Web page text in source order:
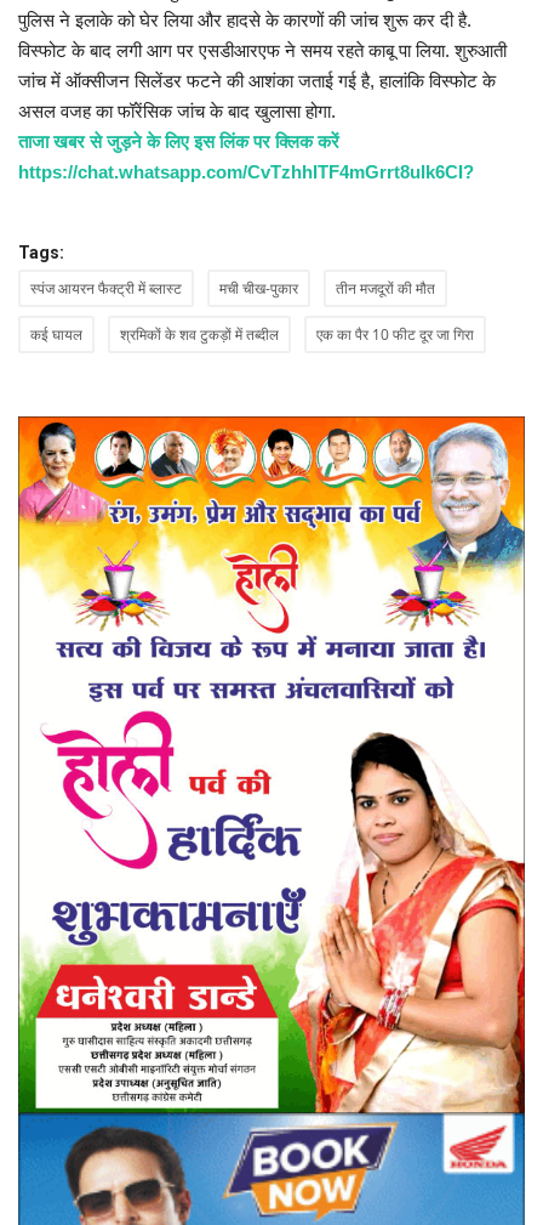
English hindi
पुलिस ने इलाके को घेर लिया और हादसे के कारणों की जांच शुरू कर दी है.
विस्फोट के बाद लगी आग पर एसडीआरएफ ने समय रहते काबू पा लिया. शुरुआती
जांच में ऑक्सीजन सिलेंडर फटने की आशंका जताई गई है, हालांकि विस्फोट के
असल वजह का फॉरेंसिक जांच के बाद खुलासा होगा.
ताजा खबर से जुड़ने के लिए इस लिंक पर क्लिक करें
https://chat.whatsapp.com/CvTzhhITF4mGrrt8ulk6CI?
Tags:
स्पंज आयरन फैक्ट्री में ब्लास्ट मची चीख-पुकार तीन मजदूरों की मौत
कई घायल श्रमिकों के शव टुकड़ों में तब्दील एक का पैर 10 फीट दूर जा गिरा